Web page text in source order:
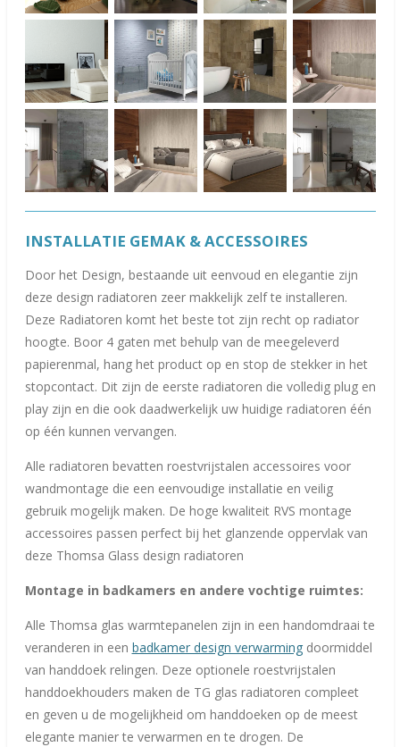
INSTALLATIE GEMAK & ACCESSOIRES
Door het Design, bestaande uit eenvoud en elegantie zijn
deze design radiatoren zeer makkelijk zelf te installeren.
Deze Radiatoren komt het beste tot zijn recht op radiator
hoogte. Boor 4 gaten met behulp van de meegeleverd
papierenmal, hang het product op en stop de stekker in het
stopcontact. Dit zijn de eerste radiatoren die volledig plug en
play zijn en die ook daadwerkelijk uw huidige radiatoren één
op één kunnen vervangen.
Alle radiatoren bevatten roestvrijstalen accessoires voor
wandmontage die een eenvoudige installatie en veilig
gebruik mogelijk maken. De hoge kwaliteit RVS montage
accessoires passen perfect bij het glanzende oppervlak van
deze Thomsa Glass design radiatoren
Montage in badkamers en andere vochtige ruimtes:
Alle Thomsa glas warmtepanelen zijn in een handomdraai te
veranderen in een badkamer design verwarmingdoormiddel
van handdoek relingen. Deze optionele roestvrijstalen
handdoekhouders maken de TG glas radiatoren compleet
en geven u de mogelijkheid om handdoeken op de meest
elegante manier te verwarmen en te drogen. De